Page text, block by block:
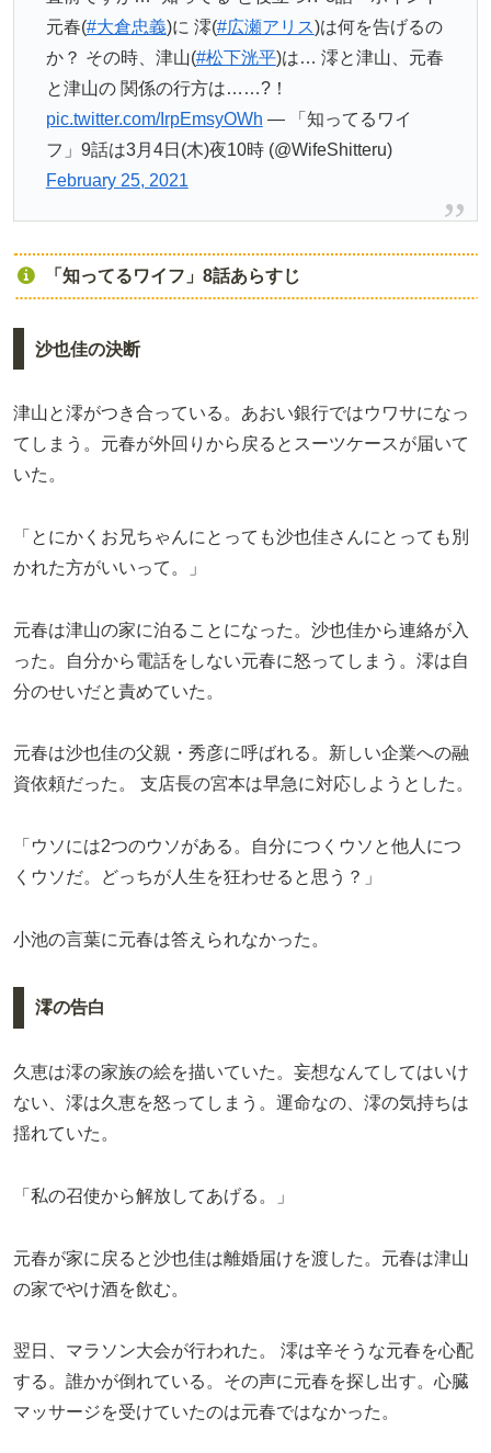
元春(#大倉忠義)に 澪(#広瀬アリス)は何を告げるの
か？ その時、津山(#松下洸平)は… 澪と津山、元春
と津山の 関係の行方は……?！
pic.twitter.com/IrpEmsyOWh — 「知ってるワイ
フ」9話は3月4日(木)夜10時 (@WifeShitteru)
February 25, 2021
「知ってるワイフ」8話あらすじ
沙也佳の決断
津山と澪がつき合っている。あおい銀行ではウワサになっ
てしまう。元春が外回りから戻るとスーツケースが届いて
いた。
「とにかくお兄ちゃんにとっても沙也佳さんにとっても別
かれた方がいいって。」
元春は津山の家に泊ることになった。沙也佳から連絡が入
った。自分から電話をしない元春に怒ってしまう。澪は自
分のせいだと責めていた。
元春は沙也佳の父親・秀彦に呼ばれる。新しい企業への融
資依頼だった。 支店長の宮本は早急に対応しようとした。
「ウソには2つのウソがある。自分につくウソと他人につ
くウソだ。どっちが人生を狂わせると思う？」
小池の言葉に元春は答えられなかった。
澪の告白
久恵は澪の家族の絵を描いていた。妄想なんてしてはいけ
ない、澪は久恵を怒ってしまう。運命なの、澪の気持ちは
揺れていた。
「私の召使から解放してあげる。」
元春が家に戻ると沙也佳は離婚届けを渡した。元春は津山
の家でやけ酒を飲む。
翌日、マラソン大会が行われた。 澪は辛そうな元春を心配
する。誰かが倒れている。その声に元春を探し出す。心臓
マッサージを受けていたのは元春ではなかった。